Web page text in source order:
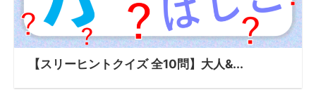
【スリーヒントクイズ 全10問】大人&...